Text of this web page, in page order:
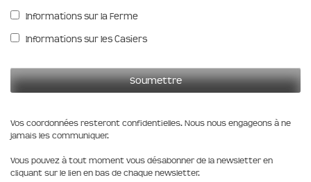
Informations sur la Ferme
Informations sur les Casiers
Vos coordonnées resteront confidentielles. Nous nous engageons à ne
jamais les communiquer.
Vous pouvez à tout moment vous désabonner de la newsletter en
cliquant sur le lien en bas de chaque newsletter.